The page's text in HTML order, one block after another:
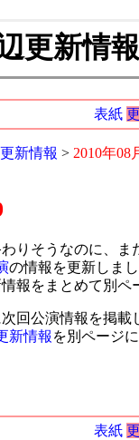
更新情報
表紙
更新情報 > 2010年08
りそうなのに、ま
の情報を更新しま
報をまとめて別ペ
回公演情報を掲載
新情報 を別ページ
表紙